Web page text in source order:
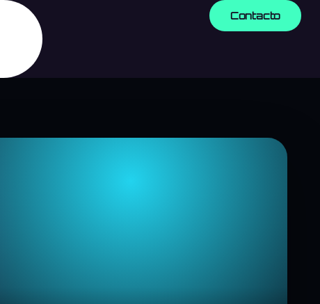
Contacto